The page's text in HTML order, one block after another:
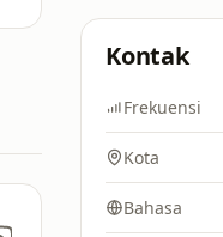
Kontak
Frekuensi
Kota
Bahasa